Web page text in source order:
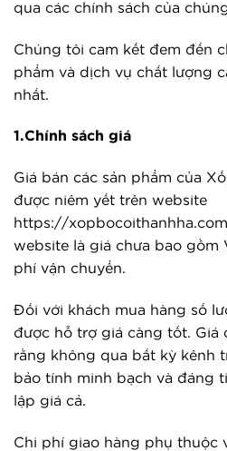
qua các chính sách của
Chúng tôi cam kết đem đến
phẩm và dịch vụ chất lượng
nhất.
1.Chính sách giá
Giá bán các sản phẩm của
được niêm yết trên website
https://
website là giá chưa bao gồm
phí vận chuyển.
Đối với khách mua hàng số
được hỗ trợ giá càng tốt. Giá
rằng không qua bất kỳ kênh
bảo tính minh bạch và đáng
lập giá cả.
Chi phí giao hàng phụ thuộc